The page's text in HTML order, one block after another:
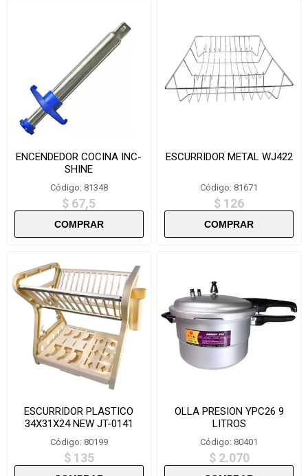
ENCENDEDOR COCINA INC-
SHINE
Código: 81348
$ 67,5
ESCURRIDOR METAL WJ422
Código: 81671
$ 126
ESCURRIDOR PLASTICO
34X31X24 NEW JT-0141
Código: 80199
$ 135
OLLA PRESION YPC26 9
LITROS
Código: 80401
$ 2.070